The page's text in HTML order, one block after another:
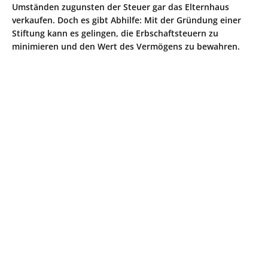
Umständen zugunsten der Steuer gar das Elternhaus
verkaufen. Doch es gibt Abhilfe: Mit der Gründung einer
Stiftung kann es gelingen, die Erbschaftsteuern zu
minimieren und den Wert des Vermögens zu bewahren.